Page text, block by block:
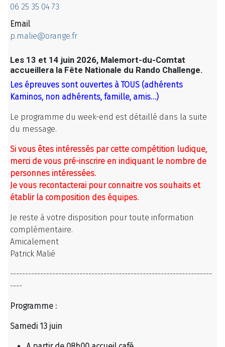
06 25 35 04 73
Email
p.malie@orange.fr
Les 13 et 14 juin 2026, Malemort-du-Comtat
accueillera la Fête Nationale du Rando Challenge.
Les épreuves sont ouvertes à TOUS (adhérents
Kaminos, non adhérents, famille, amis…)
Le programme du week-end est détaillé dans la suite
du message.
Si vous êtes intéressés par cette compétition ludique,
merci de vous pré-inscrire en indiquant le nombre de
personnes intéressées.
Je vous recontacterai pour connaitre vos souhaits et
établir la composition des équipes.
Je reste à votre disposition pour toute information
complémentaire.
Amicalement
Patrick Malié
-------------------------------------------------------------------
----
Programme :
Samedi 13 juin